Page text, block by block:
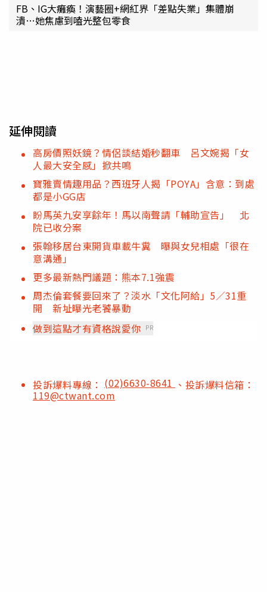
FB、IG大癱瘓！演藝圈+網紅界「差點失業」集體崩
潰…她焦慮到嗑光整包零食
延伸閱讀
高房價照妖鏡？情侶談結婚秒翻車 呂文婉揭「女
人最大安全感」掀共鳴
寶雅賣情趣用品？西班牙人揭「POYA」含意：到處
都是小GG店
盼馬英九安享餘年！馬以南聲請「輔助宣告」 北
院已收分案
張翰移居台東開貨車載牛糞 曝與女兒相處「很在
意溝通」
更多最新熱門議題：熊本7.1強震
周杰倫套餐要回來了？淡水「文化阿給」5／31重
開 新址曝光老饕暴動
做到這點才有資格說愛你 PR
投訴爆料專線： (02)6630-8641 、投訴爆料信箱：
119@ctwant.com